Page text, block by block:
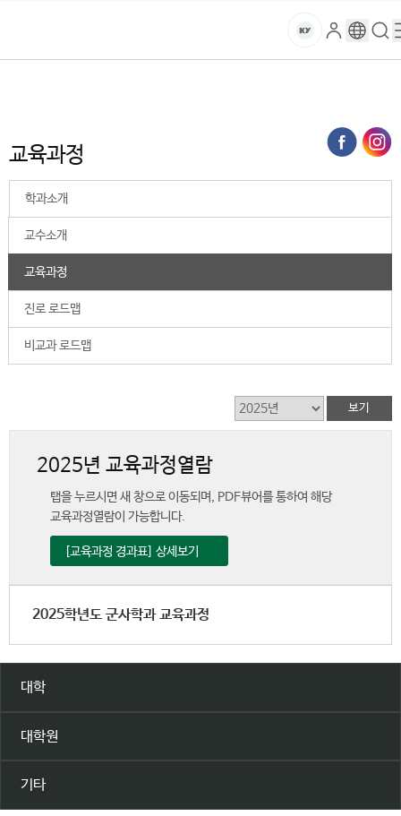
건
대
학
교
마
로
그
구
글
검
색
메
뉴
로
교육과정
학과소개
교수소개
교육과정
진로 로드맵
비교과 로드맵
2025년 교육과정열람
탭을 누르시면 새 창으로 이동되며, PDF뷰어를 통하여 해당
교육과정열람이 가능합니다.
[교육과정 경과표] 상세보기
2025학년도 군사학과 교육과정
대학
대학원
기타